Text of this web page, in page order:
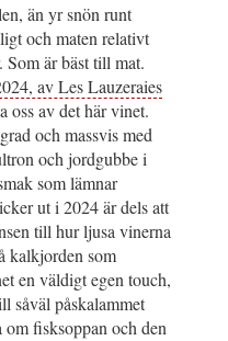
än yr snön runt
och maten relativt
är bäst till mat.
av Les Lauzeraies
oss av det här vinet.
och massvis med
och jordgubbe i
som lämnar
ut i 2024 är dels att
till hur ljusa vinerna
kalkjorden som
en väldigt egen touch,
såväl påskalammet
fisksoppan och den